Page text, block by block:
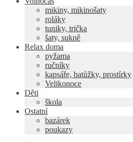
mikiny, mikinošaty
roláky
tuniky, trička
šaty, sukně
Relax doma
pyžama
ručníky
kapsáře, batůžky, prostírky
Velikonoce
Děti
škola
Ostatní
bazárek
poukazy